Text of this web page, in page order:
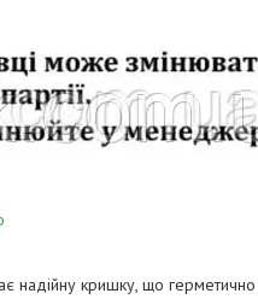
надійну кришку, що